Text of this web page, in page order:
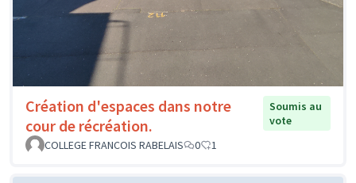
Création d'espaces dans notre
cour de récréation.
Soumis au
vote
COLLEGE FRANCOIS RABELAIS
0 1